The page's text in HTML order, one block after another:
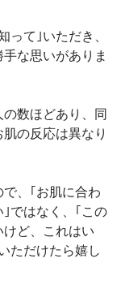
って｣いただき、
な思いがありま
数ほどあり、同
の反応は異なり
、｢お肌に合わ
ではなく、｢この
ど、これはい
ただけたら嬉し